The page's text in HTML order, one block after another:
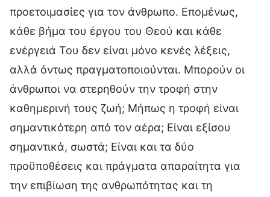
προετοιμασίες για τον άνθρωπο. Επομένως,
κάθε βήμα του έργου του Θεού και κάθε
ενέργειά Του δεν είναι μόνο κενές λέξεις,
αλλά όντως πραγματοποιούνται. Μπορούν οι
άνθρωποι να στερηθούν την τροφή στην
καθημερινή τους ζωή; Μήπως η τροφή είναι
σημαντικότερη από τον αέρα; Είναι εξίσου
σημαντικά, σωστά; Είναι και τα δύο
προϋποθέσεις και πράγματα απαραίτητα για
την επιβίωση της ανθρωπότητας και τη